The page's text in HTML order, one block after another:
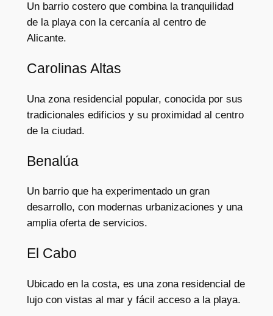
Un barrio costero que combina la tranquilidad
de la playa con la cercanía al centro de
Alicante.
Carolinas Altas
Una zona residencial popular, conocida por sus
tradicionales edificios y su proximidad al centro
de la ciudad.
Benalúa
Un barrio que ha experimentado un gran
desarrollo, con modernas urbanizaciones y una
amplia oferta de servicios.
El Cabo
Ubicado en la costa, es una zona residencial de
lujo con vistas al mar y fácil acceso a la playa.